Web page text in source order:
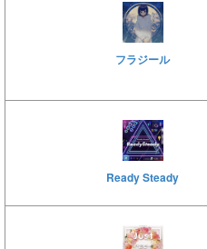
フラジール
Ready Steady